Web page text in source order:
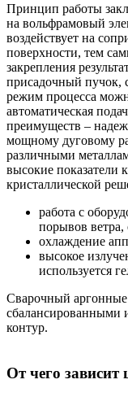
Принцип работы
на вольфрамовый
воздействует на
поверхности, тем
закрепления
присадочный пучок,
режим процесса
автоматическая
преимуществ –
мощному дуговому
различными
высокие показатели
кристаллической
работа с
порывов
охлаждение
высокое
используется
Сварочный аргонные
сбалансированными
контур.
От чего зависит